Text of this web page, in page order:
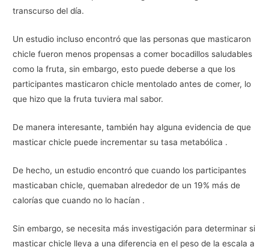
transcurso del día.
Un estudio incluso encontró que las personas que masticaron
chicle fueron menos propensas a comer bocadillos saludables
como la fruta, sin embargo, esto puede deberse a que los
participantes masticaron chicle mentolado antes de comer, lo
que hizo que la fruta tuviera mal sabor.
De manera interesante, también hay alguna evidencia de que
masticar chicle puede incrementar su tasa metabólica .
De hecho, un estudio encontró que cuando los participantes
masticaban chicle, quemaban alrededor de un 19% más de
calorías que cuando no lo hacían .
Sin embargo, se necesita más investigación para determinar si
masticar chicle lleva a una diferencia en el peso de la escala a